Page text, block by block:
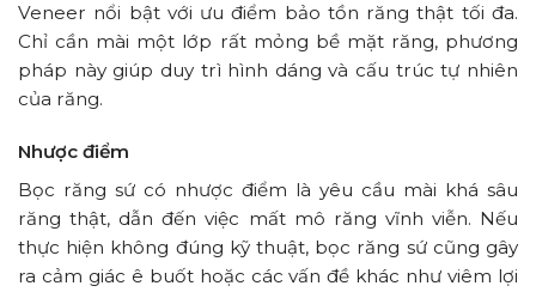
Veneer nổi bật với ưu điểm bảo tồn răng thật tối đa.
Chỉ cần mài một lớp rất mỏng bề mặt răng, phương
pháp này giúp duy trì hình dáng và cấu trúc tự nhiên
của răng.
Nhược điểm
Bọc răng sứ có nhược điểm là yêu cầu mài khá sâu
răng thật, dẫn đến việc mất mô răng vĩnh viễn. Nếu
thực hiện không đúng kỹ thuật, bọc răng sứ cũng gây
ra cảm giác ê buốt hoặc các vấn đề khác như viêm lợi